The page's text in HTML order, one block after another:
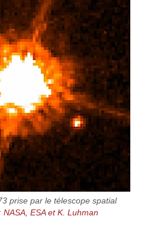
prise par le télescope spatial
:NASA, ESA et K. Luhman